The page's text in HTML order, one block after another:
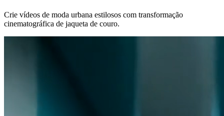
Crie vídeos de moda urbana estilosos com transformação
cinematográfica de jaqueta de couro.